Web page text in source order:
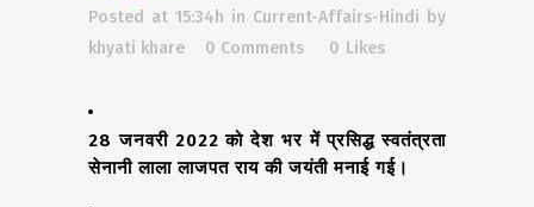
Posted at 15:34h in Current-Affairs-Hindi by
khyati khare
0 Comments 0 Likes
28 जनवरी 2022 को देश भर में प्रसिद्ध स्वतंत्रता
सेनानी लाला लाजपत राय की जयंती मनाई गई।